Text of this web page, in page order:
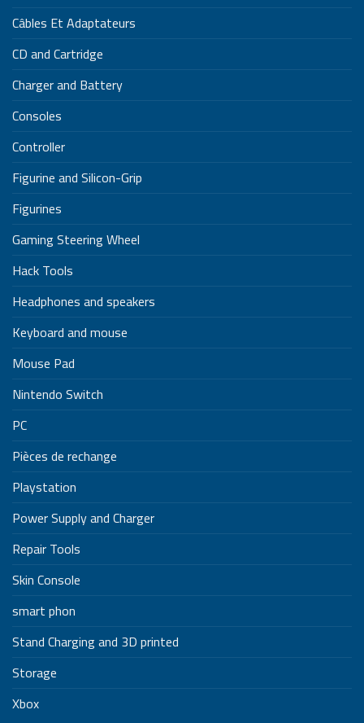
Câbles Et Adaptateurs
CD and Cartridge
Charger and Battery
Consoles
Controller
Figurine and Silicon-Grip
Figurines
Gaming Steering Wheel
Hack Tools
Headphones and speakers
Keyboard and mouse
Mouse Pad
Nintendo Switch
PC
Pièces de rechange
Playstation
Power Supply and Charger
Repair Tools
Skin Console
smart phon
Stand Charging and 3D printed
Storage
Xbox